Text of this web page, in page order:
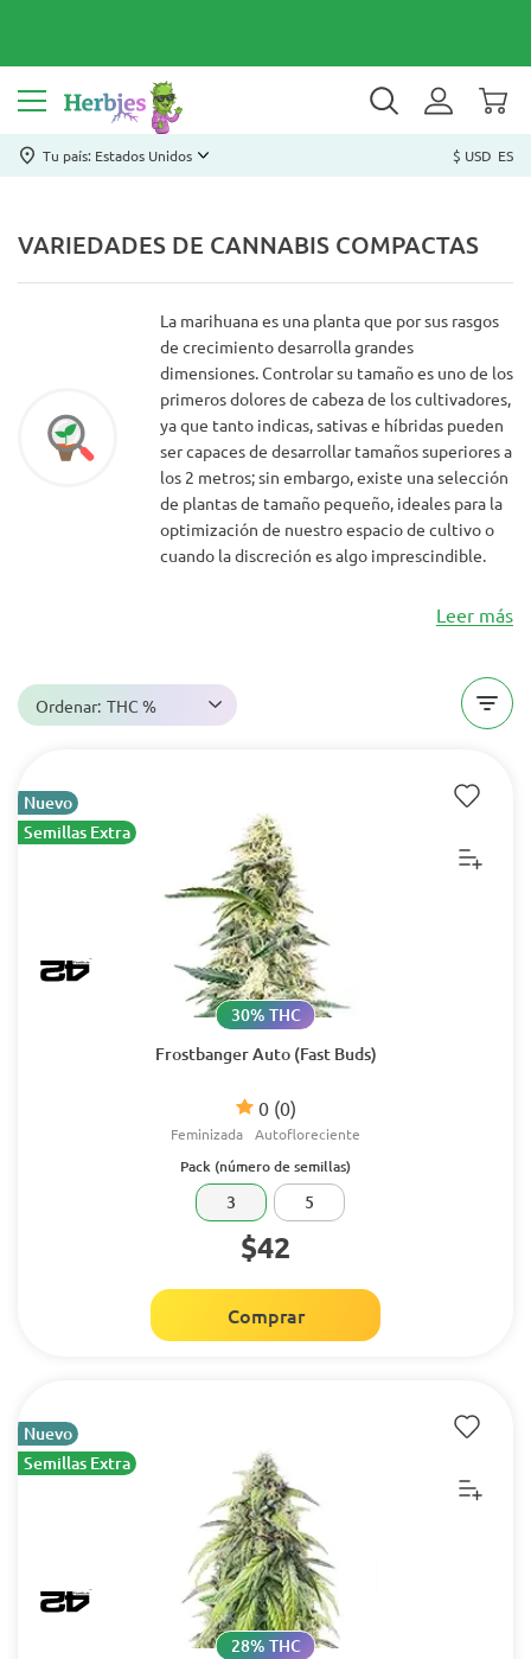
Tu país: Estados Unidos $ USD ES
VARIEDADES DE CANNABIS COMPACTAS
La marihuana es una planta que por sus rasgos
de crecimiento desarrolla grandes
dimensiones. Controlar su tamaño es uno de los
primeros dolores de cabeza de los cultivadores,
ya que tanto indicas, sativas e híbridas pueden
ser capaces de desarrollar tamaños superiores a
los 2 metros; sin embargo, existe una selección
de plantas de tamaño pequeño, ideales para la
optimización de nuestro espacio de cultivo o
cuando la discreción es algo imprescindible.
Leer más
Ordenar: THC %
Nuevo
Semillas Extra
Frostbanger Auto (Fast Buds)
0 (0)
30% THC
Feminizada Autofloreciente
Pack (número de semillas)
3 5
$42
Comprar
Nuevo
Semillas Extra
28% THC